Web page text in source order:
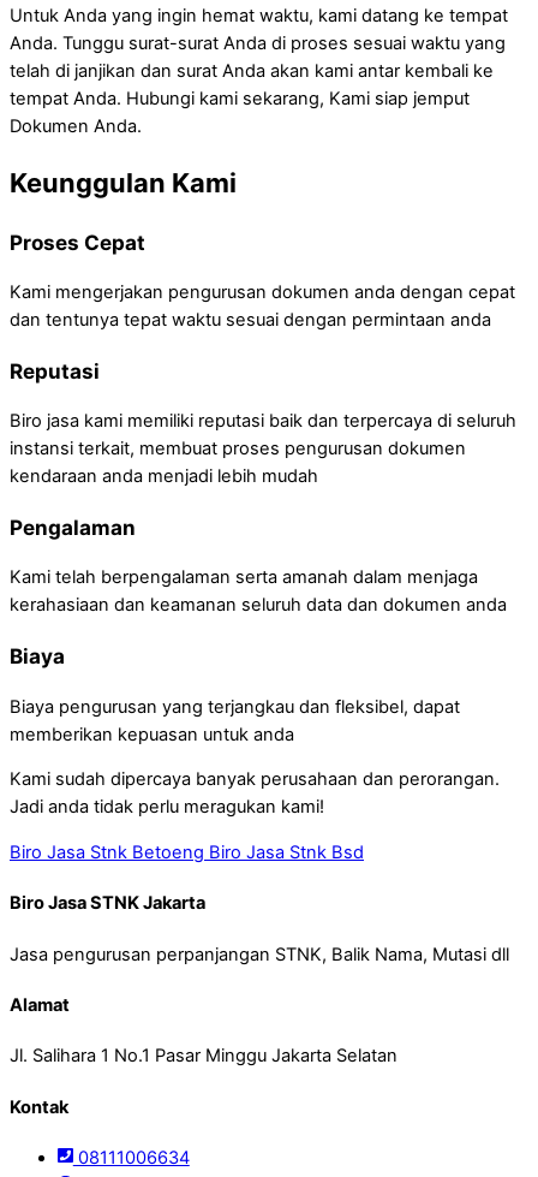
Untuk Anda yang ingin hemat waktu, kami datang ke tempat
Anda. Tunggu surat-surat Anda di proses sesuai waktu yang
telah di janjikan dan surat Anda akan kami antar kembali ke
tempat Anda. Hubungi kami sekarang, Kami siap jemput
Dokumen Anda.
Keunggulan Kami
Proses Cepat
Kami mengerjakan pengurusan dokumen anda dengan cepat
dan tentunya tepat waktu sesuai dengan permintaan anda
Reputasi
Biro jasa kami memiliki reputasi baik dan terpercaya di seluruh
instansi terkait, membuat proses pengurusan dokumen
kendaraan anda menjadi lebih mudah
Pengalaman
Kami telah berpengalaman serta amanah dalam menjaga
kerahasiaan dan keamanan seluruh data dan dokumen anda
Biaya
Biaya pengurusan yang terjangkau dan fleksibel, dapat
memberikan kepuasan untuk anda
Kami sudah dipercaya banyak perusahaan dan perorangan.
Jadi anda tidak perlu meragukan kami!
Biro Jasa Stnk Betoeng Biro Jasa Stnk Bsd
Biro Jasa STNK Jakarta
Jasa pengurusan perpanjangan STNK, Balik Nama, Mutasi dll
Alamat
Jl. Salihara 1 No.1 Pasar Minggu Jakarta Selatan
Kontak
08111006634